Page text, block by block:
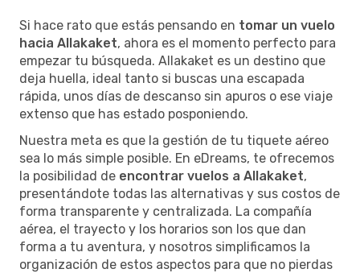
Si hace rato que estás pensando en tomar un vuelo
hacia Allakaket, ahora es el momento perfecto para
empezar tu búsqueda. Allakaket es un destino que
deja huella, ideal tanto si buscas una escapada
rápida, unos días de descanso sin apuros o ese viaje
extenso que has estado posponiendo.
Nuestra meta es que la gestión de tu tiquete aéreo
sea lo más simple posible. En eDreams, te ofrecemos
la posibilidad de encontrar vuelos a Allakaket,
presentándote todas las alternativas y sus costos de
forma transparente y centralizada. La compañía
aérea, el trayecto y los horarios son los que dan
forma a tu aventura, y nosotros simplificamos la
organización de estos aspectos para que no pierdas